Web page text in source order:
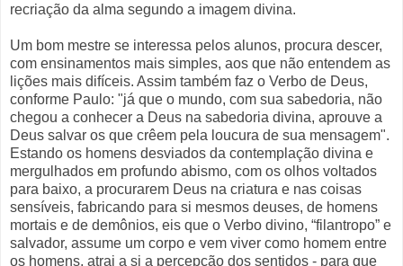
recriação da alma segundo a imagem divina.
Um bom mestre se interessa pelos alunos, procura descer,
com ensinamentos mais simples, aos que não entendem as
lições mais difíceis. Assim também faz o Verbo de Deus,
conforme Paulo: "já que o mundo, com sua sabedoria, não
chegou a conhecer a Deus na sabedoria divina, aprouve a
Deus salvar os que crêem pela loucura de sua mensagem".
Estando os homens desviados da contemplação divina e
mergulhados em profundo abismo, com os olhos voltados
para baixo, a procurarem Deus na criatura e nas coisas
sensíveis, fabricando para si mesmos deuses, de homens
mortais e de demônios, eis que o Verbo divino, “filantropo” e
salvador, assume um corpo e vem viver como homem entre
os homens, atrai a si a percepção dos sentidos - para que